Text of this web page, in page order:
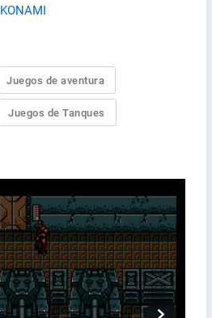
KONAMI
Juegos de aventura
Juegos de Tanques